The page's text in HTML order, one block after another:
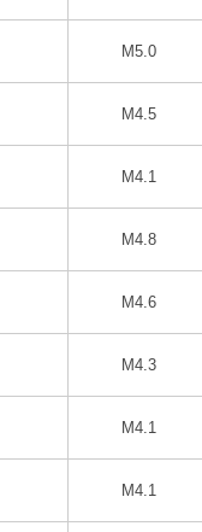
M5.0
M4.5
M4.1
M4.8
M4.6
M4.3
M4.1
M4.1